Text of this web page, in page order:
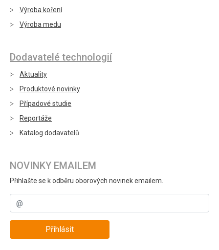
Výroba koření
Výroba medu
Dodavatelé technologií
Aktuality
Produktové novinky
Případové studie
Reportáže
Katalog dodavatelů
NOVINKY EMAILEM
Přihlašte se k odběru oborových novinek emailem.
Přihlásit